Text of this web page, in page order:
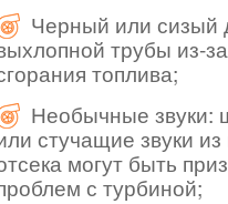
Черный или сизый
трубы из-
топлива;
Необычные звуки:
стучащие звуки
могут быть
с турбиной;